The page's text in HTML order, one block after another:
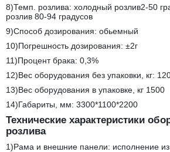
8)Темп. розлива: холодный розлив2-50
розлив 80-94 градусов
9)Способ дозирования: обьемный
10)Погрешность дозирования: ±2г
11)Процент брака: 0,3%
12)Вес оборудования без упаковки, кг:
13)Вес оборудования в упаковке, кг 1500
14)Габариты, мм: 3300*1100*2200
Технические характеристики
розлива
1)Рама и внешние панели: исполнение